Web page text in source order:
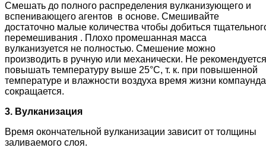
Cмешать до полного распределения вулканизующего и
вспенивающего агентов в основе. Смешивайте
достаточно малые количества чтобы добиться
перемешивания . Плохо промешанная масса
вулканизуется не полностью. Смешение можно
производить в ручную или механически. Не рекомендуется
повышать температуру выше 25°С, т. к. при повышенной
температуре и влажности воздуха время жизни компаунда
сокращается.
3. Вулканизация
Время окончательной вулканизации зависит от толщины
заливаемого слоя.